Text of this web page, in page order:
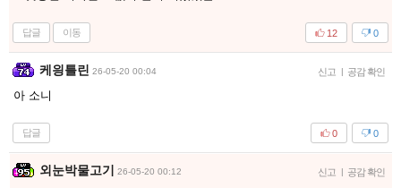
답글 이동 0
12
케읭틀린 26-05-20 00:04 신고 | 공감 확인
아 소니
답글 0
0
외눈박물고기 26-05-20 00:12 신고 | 공감 확인